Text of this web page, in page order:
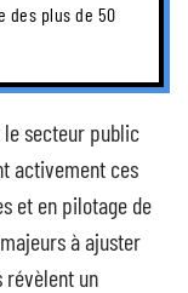
des plus de 50
le secteur public
activement ces
et en pilotage de
à ajuster
révèlent un